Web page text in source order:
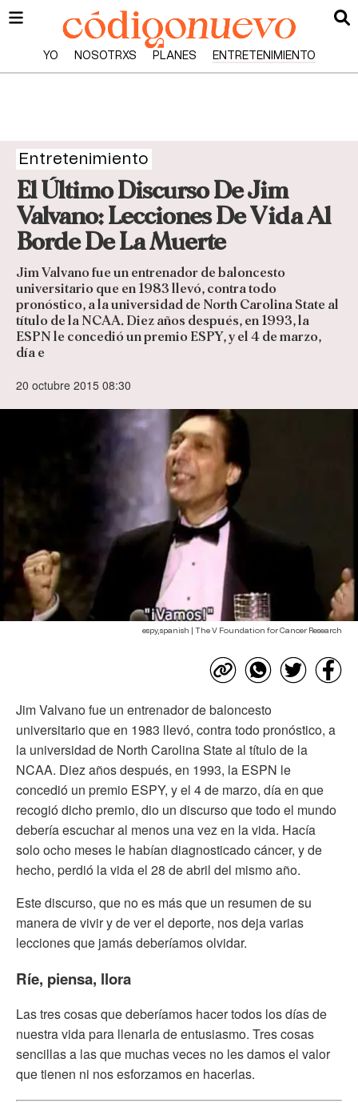
YO NOSOTRXS PLANES ENTRETENIMIENTO
Entretenimiento
El Último Discurso De Jim
Valvano: Lecciones De Vida Al
Borde De La Muerte
Jim Valvano fue un entrenador de baloncesto
universitario que en 1983 llevó, contra todo
pronóstico, a la universidad de North Carolina State al
título de la NCAA. Diez años después, en 1993, la
ESPN le concedió un premio ESPY, y el 4 de marzo,
día e
20 octubre 2015 08:30
espy,spanish | The V Foundation for Cancer Research
Jim Valvano fue un entrenador de baloncesto
universitario que en 1983 llevó, contra todo pronóstico, a
la universidad de North Carolina State al título de la
NCAA. Diez años después, en 1993, la ESPN le
concedió un premio ESPY, y el 4 de marzo, día en que
recogió dicho premio, dio un discurso que todo el mundo
debería escuchar al menos una vez en la vida. Hacía
solo ocho meses le habían diagnosticado cáncer, y de
hecho, perdió la vida el 28 de abril del mismo año.
Este discurso, que no es más que un resumen de su
manera de vivir y de ver el deporte, nos deja varias
lecciones que jamás deberíamos olvidar.
Ríe, piensa, llora
Las tres cosas que deberíamos hacer todos los días de
nuestra vida para llenarla de entusiasmo. Tres cosas
sencillas a las que muchas veces no les damos el valor
que tienen ni nos esforzamos en hacerlas.